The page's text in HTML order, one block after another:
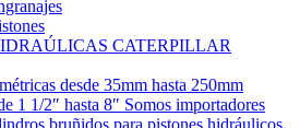
CATERPILLAR
desde 35mm hasta 250mm
1 1/2″ hasta 8″ Somos importadores
bruñidos para pistones hidráulicos.